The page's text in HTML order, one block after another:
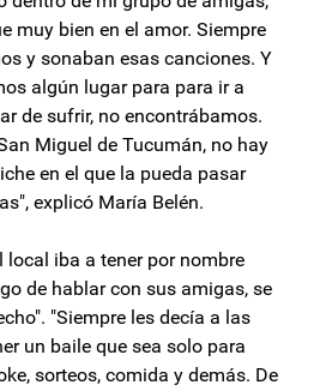
muy bien en el amor. Siempre
y sonaban esas canciones. Y
algún lugar para para ir a
de sufrir, no encontrábamos.
Miguel de Tucumán, no hay
en el que la pueda pasar
explicó María Belén.
local iba a tener por nombre
de hablar con sus amigas, se
"Siempre les decía a las
un baile que sea solo para
sorteos, comida y demás. De